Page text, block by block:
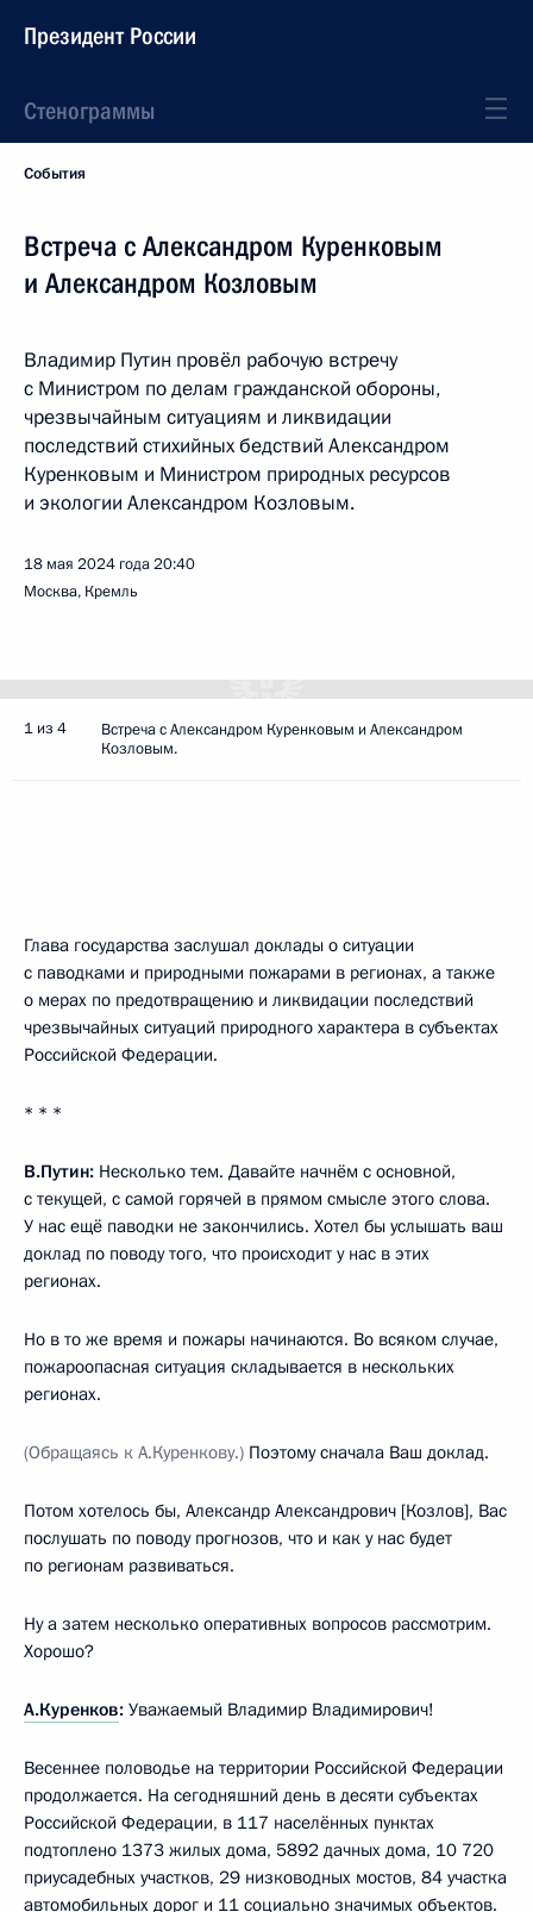
Президент России
Стенограммы
События
Встреча с Александром Куренковым
и Александром Козловым
Владимир Путин провёл рабочую встречу
с Министром по делам гражданской обороны,
чрезвычайным ситуациям и ликвидации
последствий стихийных бедствий Александром
Куренковым и Министром природных ресурсов
и экологии Александром Козловым.
18 мая 2024 года20:40
Москва, Кремль
1 из 4
Встреча с Александром Куренковым и Александром
Козловым.
Глава государства заслушал доклады о ситуации
с паводками и природными пожарами в регионах, а также
о мерах по предотвращению и ликвидации последствий
чрезвычайных ситуаций природного характера в субъектах
Российской Федерации.
* * *
В.Путин: Несколько тем. Давайте начнём с основной,
с текущей, с самой горячей в прямом смысле этого слова.
У нас ещё паводки не закончились. Хотел бы услышать ваш
доклад по поводу того, что происходит у нас в этих
регионах.
Но в то же время и пожары начинаются. Во всяком случае,
пожароопасная ситуация складывается в нескольких
регионах.
(Обращаясь к А.Куренкову.) Поэтому сначала Ваш доклад.
Потом хотелось бы, Александр Александрович [Козлов], Вас
послушать по поводу прогнозов, что и как у нас будет
по регионам развиваться.
Ну а затем несколько оперативных вопросов рассмотрим.
Хорошо?
А.Куренков: Уважаемый Владимир Владимирович!
Весеннее половодье на территории Российской Федерации
продолжается. На сегодняшний день в десяти субъектах
Российской Федерации, в 117 населённых пунктах
подтоплено 1373 жилых дома, 5892 дачных дома, 10 720
приусадебных участков, 29 низководных мостов, 84 участка
автомобильных дорог и 11 социально значимых объектов.